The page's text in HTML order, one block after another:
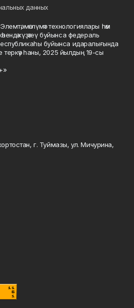
данных
мәғлүмәт технологиялары һәм
күҙәтеү буйынса федераль
буйынса идаралығында
теркәү һаны, 2025 йылдың 19-сы
г. Туймазы, ул. Мичурина,